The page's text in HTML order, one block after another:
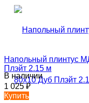
Напольный плинтус
Плэйт 2.15 м
В наличии
1 025₽
Купить